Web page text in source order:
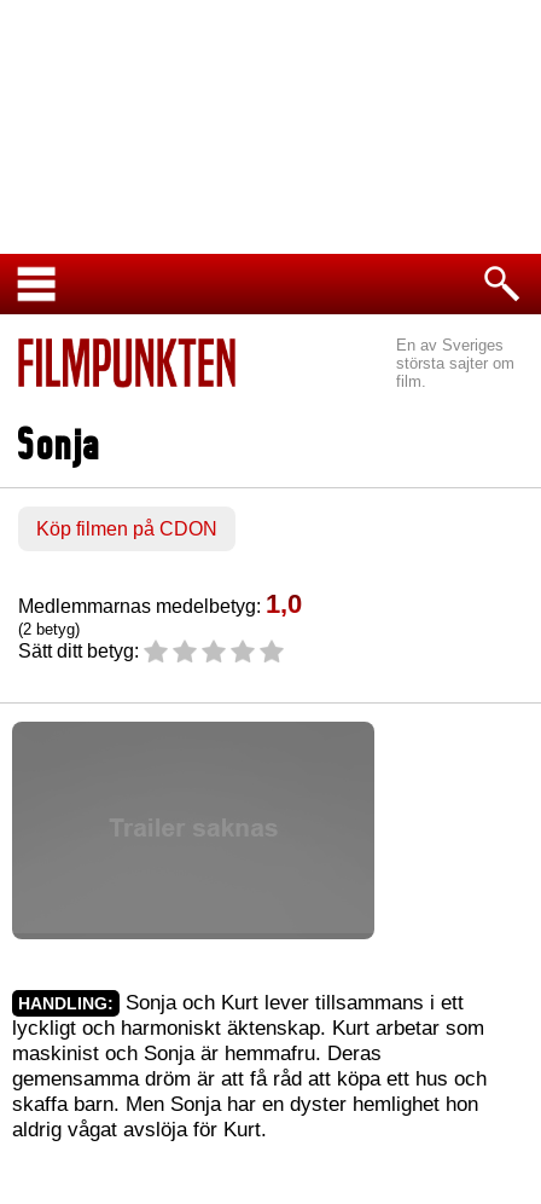
En av Sveriges
största sajter om
film.
Sonja
Köp filmen på CDON
Medlemmarnas medelbetyg: 1,0
(2 betyg)
Sätt ditt betyg:
HANDLING:
Sonja och Kurt lever tillsammans i ett
lyckligt och harmoniskt äktenskap. Kurt arbetar som
maskinist och Sonja är hemmafru. Deras
gemensamma dröm är att få råd att köpa ett hus och
skaffa barn. Men Sonja har en dyster hemlighet hon
aldrig vågat avslöja för Kurt.